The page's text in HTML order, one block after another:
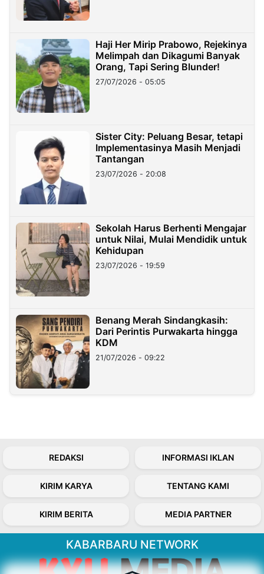
Haji Her Mirip Prabowo, Rejekinya
Melimpah dan Dikagumi Banyak
Orang, Tapi Sering Blunder!
27/07/2026 - 05:05
Sister City: Peluang Besar, tetapi
Implementasinya Masih Menjadi
Tantangan
23/07/2026 - 20:08
Sekolah Harus Berhenti Mengajar
untuk Nilai, Mulai Mendidik untuk
Kehidupan
23/07/2026 - 19:59
Benang Merah Sindangkasih:
Dari Perintis Purwakarta hingga
KDM
21/07/2026 - 09:22
REDAKSI INFORMASI IKLAN
KIRIM KARYA TENTANG KAMI
KIRIM BERITA MEDIA PARTNER
KABARBARU NETWORK